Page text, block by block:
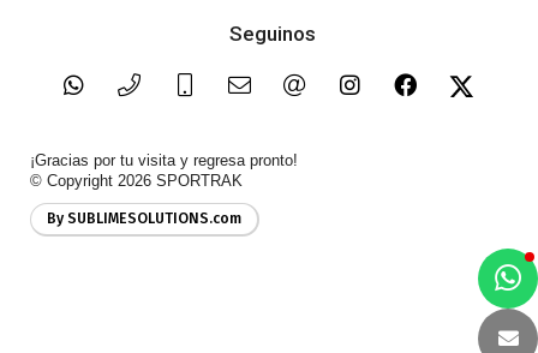
Seguinos
¡Gracias por tu visita y regresa pronto!
© Copyright 2026 SPORTRAK
By SUBLIMESOLUTIONS.com